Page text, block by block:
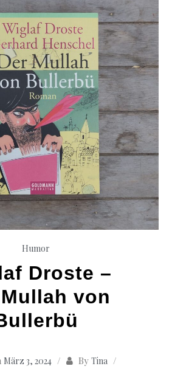
Humor
Droste –
von
März 3, 2024 By Tina